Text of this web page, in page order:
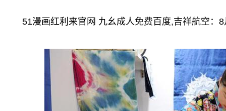
51漫画红利来官网 九幺成人免费百度,吉祥航空：